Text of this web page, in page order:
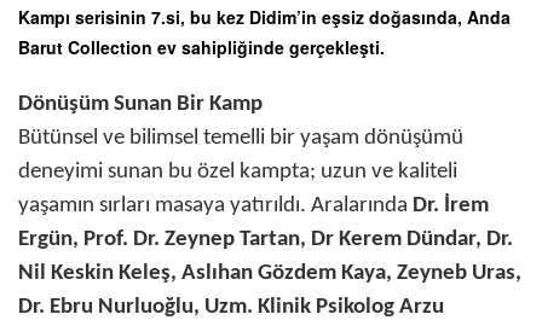
Kampı serisinin 7.si, bu kez Didim’in eşsiz doğasında, Anda
Barut Collection ev sahipliğinde gerçekleşti.
Dönüşüm Sunan Bir Kamp
Bütünsel ve bilimsel temelli bir yaşam dönüşümü
deneyimi sunan bu özel kampta; uzun ve kaliteli
yaşamın sırları masaya yatırıldı. Aralarında Dr. İrem
Ergün, Prof. Dr. Zeynep Tartan, Dr Kerem Dündar, Dr.
Nil Keskin Keleş, Aslıhan Gözdem Kaya, Zeyneb Uras,
Dr. Ebru Nurluoğlu, Uzm. Klinik Psikolog Arzu